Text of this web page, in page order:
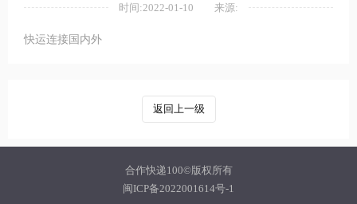
时间:2022-01-10 来源:
快运连接国内外
返回上一级
合作快递100©版权所有
闽ICP备2022001614号-1